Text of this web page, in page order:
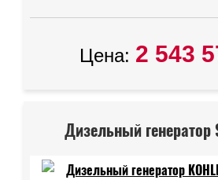
Цена: 2 543
Дизельный генератор